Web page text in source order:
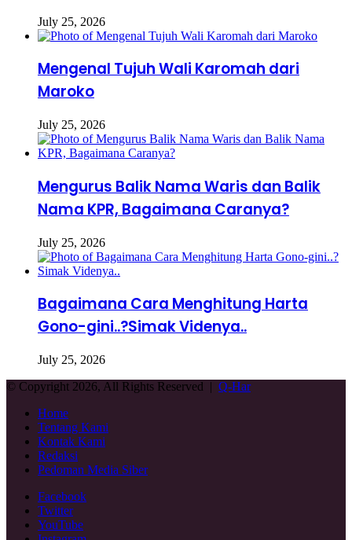
July 25, 2026
Mengenal Tujuh Wali Karomah dari
Maroko
July 25, 2026
Mengurus Balik Nama Waris dan Balik
Nama KPR, Bagaimana Caranya?
July 25, 2026
Bagaimana Cara Menghitung Harta
Gono-gini..?Simak Videnya..
July 25, 2026
© Copyright 2026, All Rights Reserved | Q-Har
Home
Tentang Kami
Kontak Kami
Redaksi
Pedoman Media Siber
Facebook
Twitter
YouTube